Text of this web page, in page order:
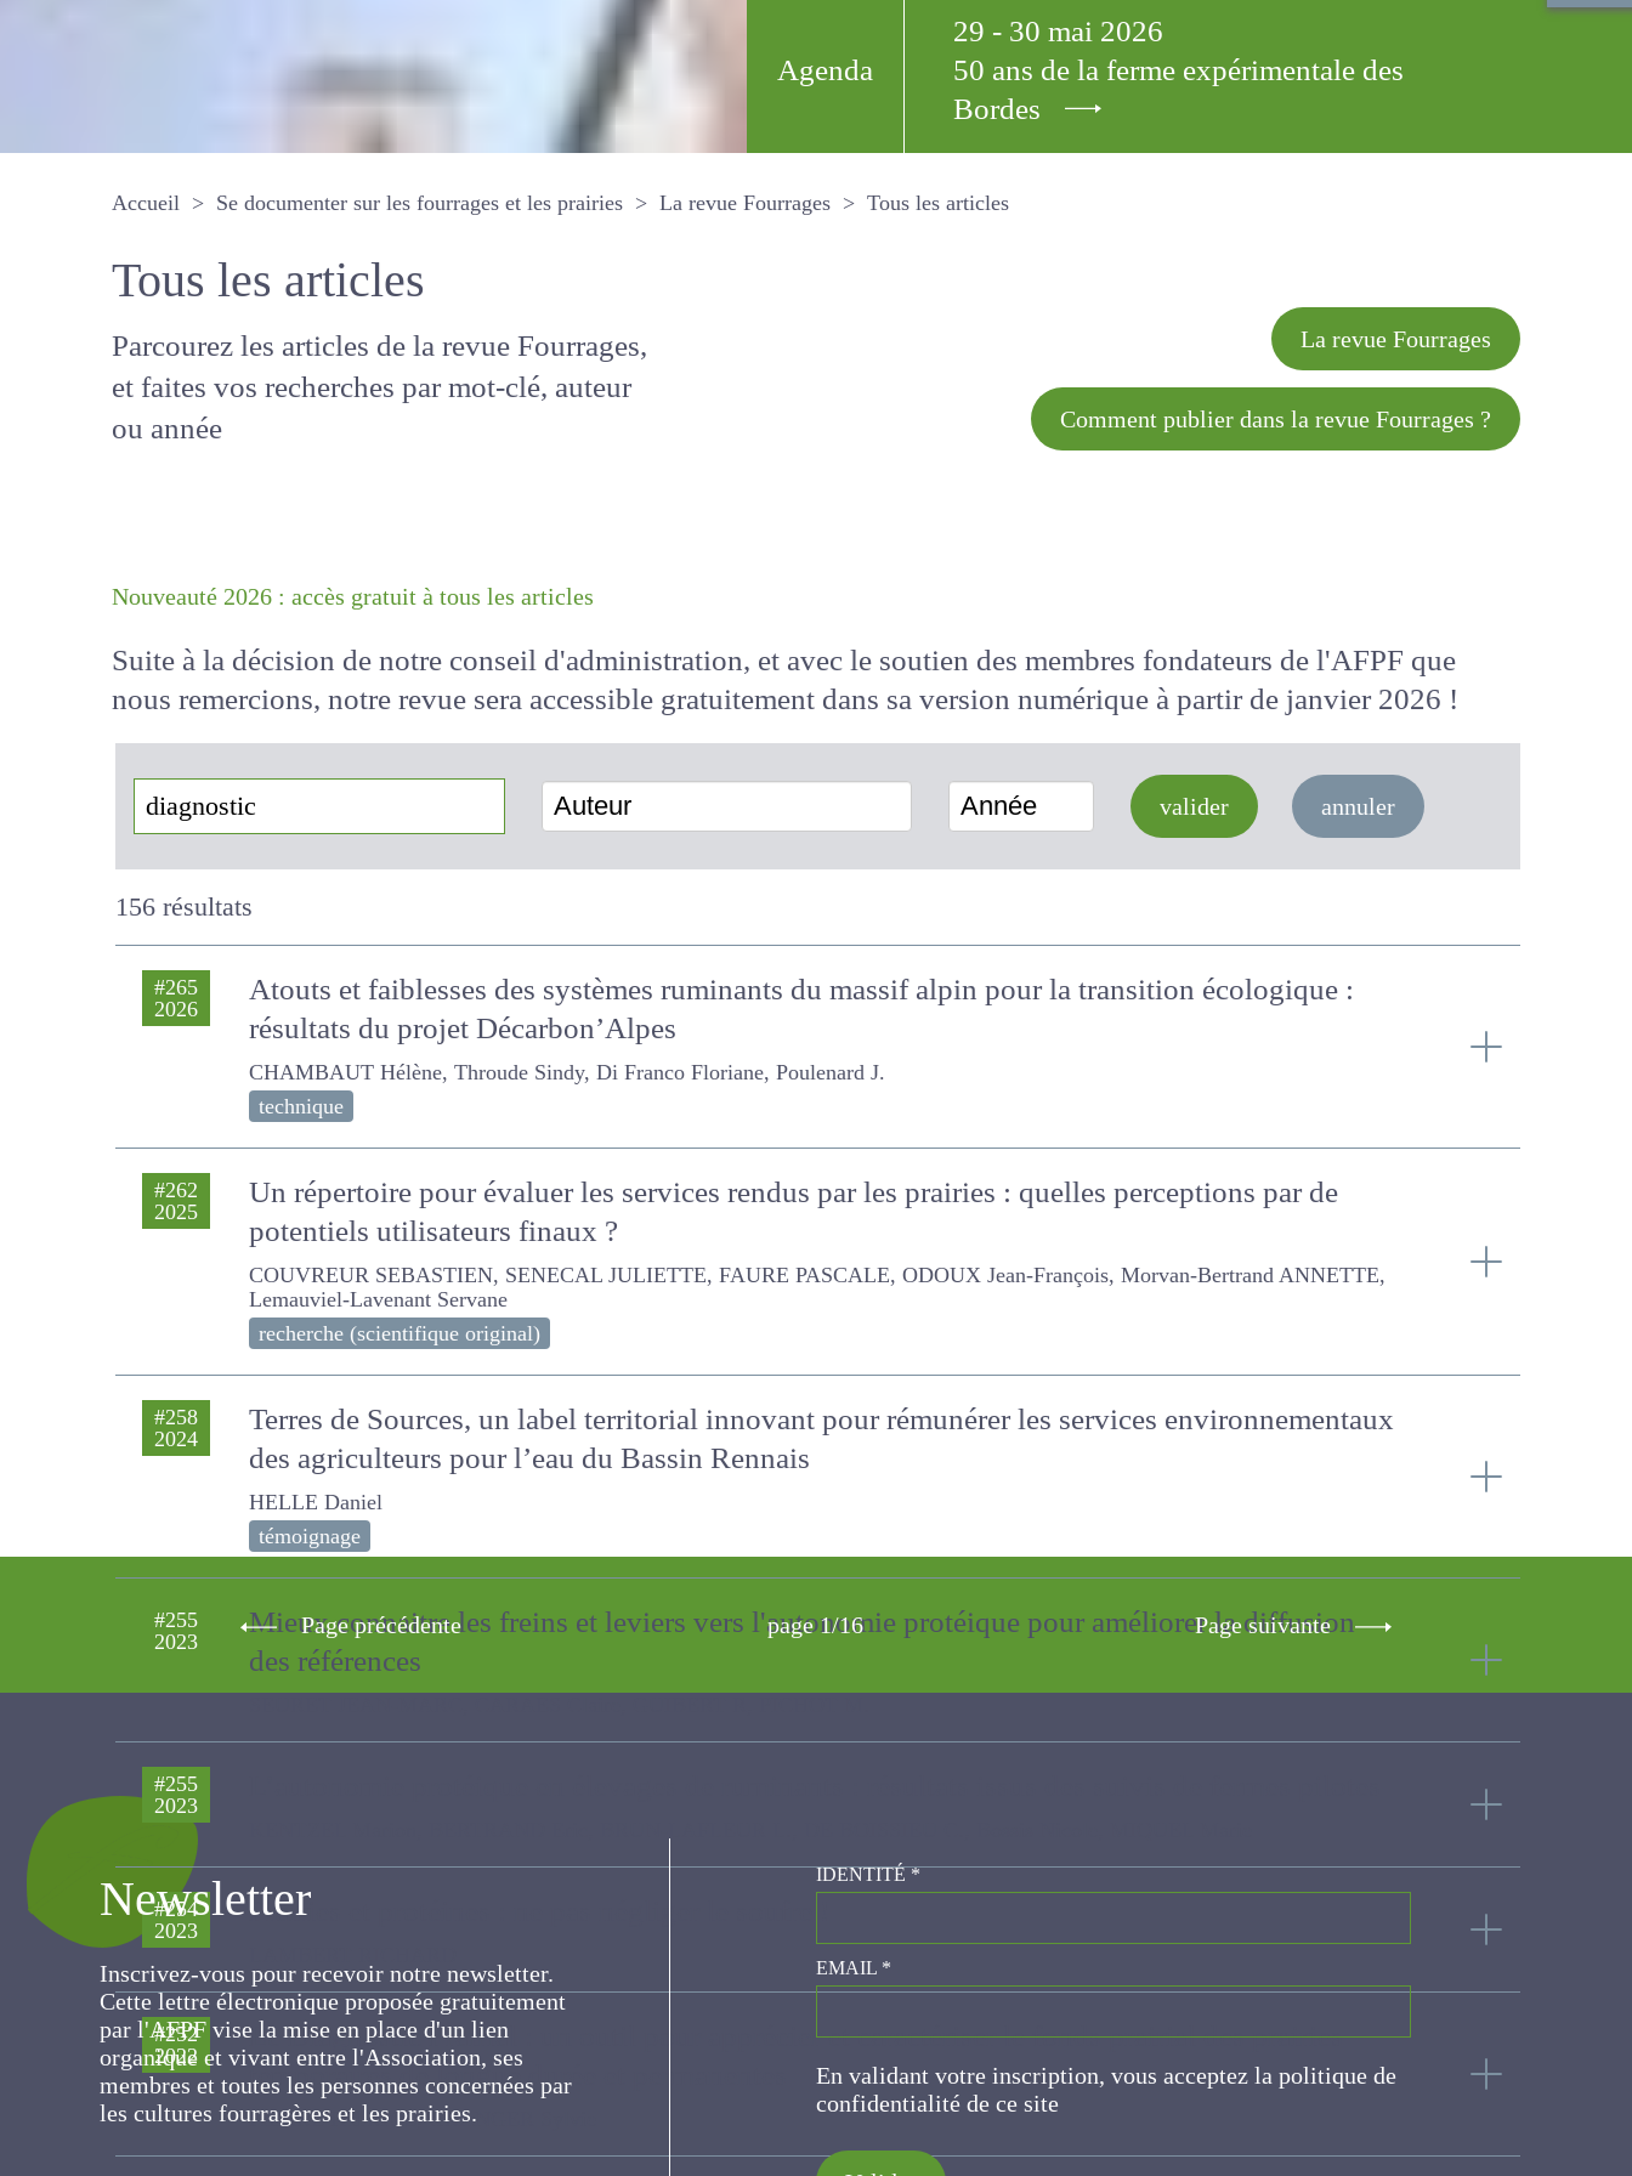
Agenda
29 - 30 mai 2026
50 ans de la ferme expérimentale des
Bordes
Accueil Se documenter sur les fourrages et les prairies La revue Fourrages Tous les articles
Tous les articles
Parcourez les articles de la revue
Fourrages, et faites vos recherches par
mot-clé, auteur ou année
La revue Fourrages
Comment publier dans la revue Fourrages ?
Suite à la décision de notre conseil d'administration, et avec le soutien des membres fondateurs de l'AFPF que
nous remercions, notre revue sera accessiblegratuitementdans sa version numériqueà partir de janvier 2026
!
Auteur Année valider annuler
156 résultats
#265
2026
Atouts et faiblesses des systèmes ruminants du massif alpin pour la transition écologique :
résultats du projet Décarbon’Alpes
CHAMBAUT Hélène, Throude Sindy, Di Franco Floriane, Poulenard J.
technique
#262
2025
Un répertoire pour évaluer les services rendus par les prairies : quelles perceptions par de
potentiels utilisateurs finaux ?
COUVREUR SEBASTIEN, SENECAL JULIETTE, FAURE PASCALE, ODOUX Jean-François, Morvan-Bertrand ANNETTE, Lemauviel-
Lavenant Servane
recherche (scientifique original)
#258
2024
Terres de Sources, un label territorial innovant pour rémunérer les services
environnementaux des agriculteurs pour l’eau du Bassin Rennais
HELLE Daniel
témoignage
#255
2023
Mieux connaitre les freins et leviers vers l'autonomie protéique pour améliorer la diffusion
des références
#255
2023
KENTZEL Marion, BERTRAND Eric, BRUN-LAFLEUR L., DE BOISSIEU C., Bossis Nicole, MIQUEL Marie
#254
2023 Prairies et protéines : ne pas négliger le soufre !
LAMBERT RICHARD
#252
2022
Le Diagnostic Prairial : un outil pour apprécier et caractériser le fonds prairial des prairies
temporaires de longue durée et permanentes
PIERRE PATRICE, GRANGER Sylvie
Page précédente page 1/16 Page suivante
Newsletter
Inscrivez-vous pour recevoir notre newsletter.
Cette lettre électronique proposée
gratuitement par l'AFPF vise la mise en place
d'un lien organique et vivant entre
l'Association, ses membres et toutes les
personnes concernées par les cultures
fourragères et les prairies.
IDENTITÉ*
EMAIL*
En validant votre inscription, vous acceptez la politique
de confidentialité de ce site